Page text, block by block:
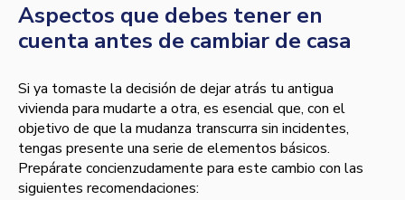
Aspectos que debes tener en
cuenta antes de cambiar de casa
Si ya tomaste la decisión de dejar atrás tu antigua
vivienda para mudarte a otra, es esencial que, con el
objetivo de que la mudanza transcurra sin incidentes,
tengas presente una serie de elementos básicos.
Prepárate concienzudamente para este cambio con las
siguientes recomendaciones: